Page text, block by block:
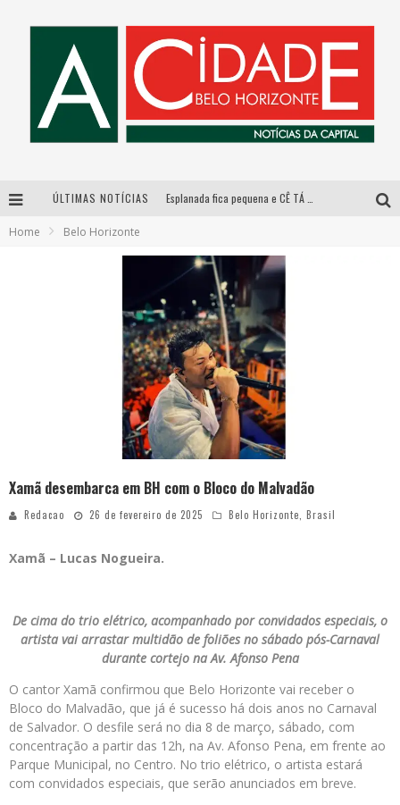
ÚLTIMAS NOTÍCIAS
Home Belo Horizonte
Xamã desembarca em BH com o Bloco do Malvadão
Redacao 26 de fevereiro de 2025 Belo Horizonte, Brasil
Xamã – Lucas Nogueira.
De cima do trio elétrico, acompanhado por convidados especiais, o
artista vai arrastar multidão de foliões no sábado pós-Carnaval
durante cortejo na Av. Afonso Pena
O cantor Xamã confirmou que Belo Horizonte vai receber o
Bloco do Malvadão, que já é sucesso há dois anos no Carnaval
de Salvador. O desfile será no dia 8 de março, sábado, com
concentração a partir das 12h, na Av. Afonso Pena, em frente ao
Parque Municipal, no Centro. No trio elétrico, o artista estará
com convidados especiais, que serão anunciados em breve.